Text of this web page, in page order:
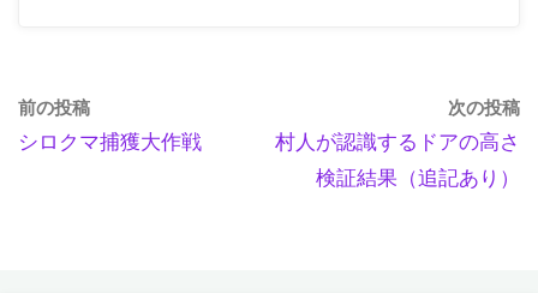
前の投稿
シロクマ捕獲大作戦
次の投稿
村人が認識するドアの高さ
検証結果（追記あり）